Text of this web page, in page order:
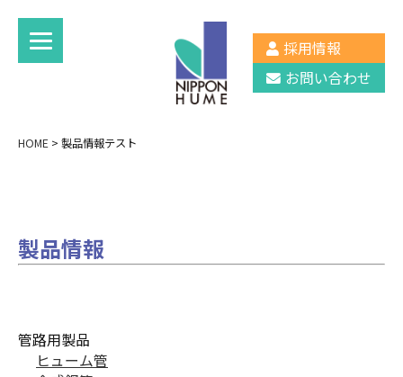
採用情報
お問い合わせ
HOME > 製品情報テスト
製品情報
管路用製品
ヒューム管